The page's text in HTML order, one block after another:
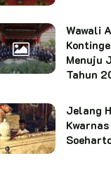
Wawali
Menuju
Tahun
Jelang